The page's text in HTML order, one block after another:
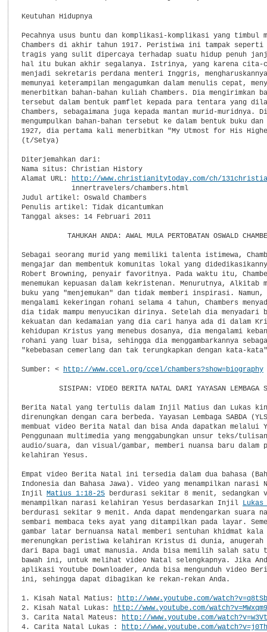
Keutuhan Hidupnya
Pecahnya usus buntu dan komplikasi-komplikasi yang timbul
Chambers di akhir tahun 1917. Peristiwa ini tampak
tragis yang sulit dipercaya terhadap suatu hidup penuh
hal itu bukan akhir segalanya. Istrinya, yang karena cita-
menjadi sekretaris perdana menteri Inggris,
memunyai keterampilan mengagumkan dalam menulis cepat,
menerbitkan bahan-bahan kuliah Chambers. Dia mengirimkan
tersebut dalam bentuk pamflet kepada para tentara yang
Chambers, sebagaimana juga kepada mantan murid-muridnya.
mengumpulkan bahan-bahan tersebut ke dalam bentuk buku
1927, dia pertama kali menerbitkan "My Utmost for His
(t/Setya)
Diterjemahkan dari:
Nama situs: Christian History
Alamat URL:
http://www.christianitytoday.com/ch/
            innertravelers/chambers.html
Judul artikel: Oswald Chambers
Penulis artikel: Tidak dicantumkan
Tanggal akses: 14 Februari 2011
TAHUKAH ANDA: AWAL MULA PERTOBATAN OSWALD
Sebagai seorang murid yang memiliki talenta istimewa,
mengajar dan membentuk komunitas lokal yang
Robert Browning, penyair favoritnya. Pada waktu itu,
menemukan kepuasan dalam kekristenan. Menurutnya, Alkitab
buku yang "menjemukan" dan tidak memberi inspirasi.
mengalami kekeringan rohani selama 4 tahun, Chambers
dia tidak mampu menyucikan dirinya. Setelah dia menyadari
kekuatan dan kedamaian yang dia cari hanya ada di dalam
kehidupan Kristus yang menebus dosanya, dia mengalami
rohani yang luar bisa, sehingga dia menggambarkannya
"kebebasan cemerlang dan tak terungkapkan dengan kata-
Sumber: < http://www.ccel.org/ccel/chambers?show=biography
SISIPAN: VIDEO BERITA NATAL DARI YAYASAN LEMBAGA
Berita Natal yang tertulis dalam Injil Matius dan Lukas
direnungkan dengan cara berbeda. Yayasan Lembaga SABDA
membuat video Berita Natal dan bisa Anda dapatkan melalui
Penggunaan multimedia yang menggabungkan unsur teks/
audio/suara, dan visual/gambar, memberi nuansa baru dalam
kelahiran Yesus.
Empat video Berita Natal ini tersedia dalam dua bahasa
Indonesia dan Bahasa Jawa). Video yang menampilkan
Injil Matius 1:18-25 berdurasi sekitar 8 menit, sedangkan
menampilkan narasi kelahiran Yesus berdasarkan Injil
berdurasi sekitar 9 menit. Anda dapat mendengarkan suara
sembari membaca teks ayat yang ditampilkan pada layar.
gambar latar bernuansa Natal memberi sentuhan khidmat
merenungkan peristiwa kelahiran Kristus di dunia, anugerah
dari Bapa bagi umat manusia. Anda bisa memilih salah satu
bawah ini, untuk melihat video Natal selengkapnya. Jika
aplikasi Youtube Downloader, Anda bisa mengunduh video
ini, sehingga dapat dibagikan ke rekan-rekan Anda.
1. Kisah Natal Matius:
http://www.youtube.com/
2. Kisah Natal Lukas:
http://www.youtube.com/
3. Carita Natal Mateus:
http://www.youtube.com/
4. Carita Natal Lukas :
http://www.youtube.com/